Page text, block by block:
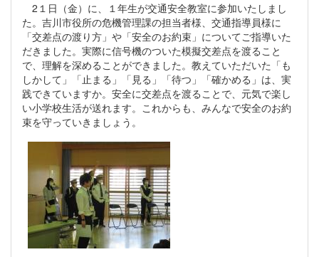
2１日（金）に、１年生が交通安全教室に参加いたしまし
た。吉川市役所の危機管理課の担当者様、交通指導員様に
「交差点の渡り方」や「安全のお約束」についてご指導いた
だきました。実際に信号機のついた模擬交差点を渡ること
で、理解を深めることができました。教えていただいた「も
しかして」「止まる」「見る」「待つ」「確かめる」は、実
践できていますか。安全に交差点を渡ることで、元気で楽し
い小学校生活が送れます。これからも、みんなで安全のお約
束を守っていきましょう。